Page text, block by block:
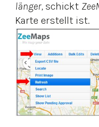
länger, schickt
Karte erstellt ist.